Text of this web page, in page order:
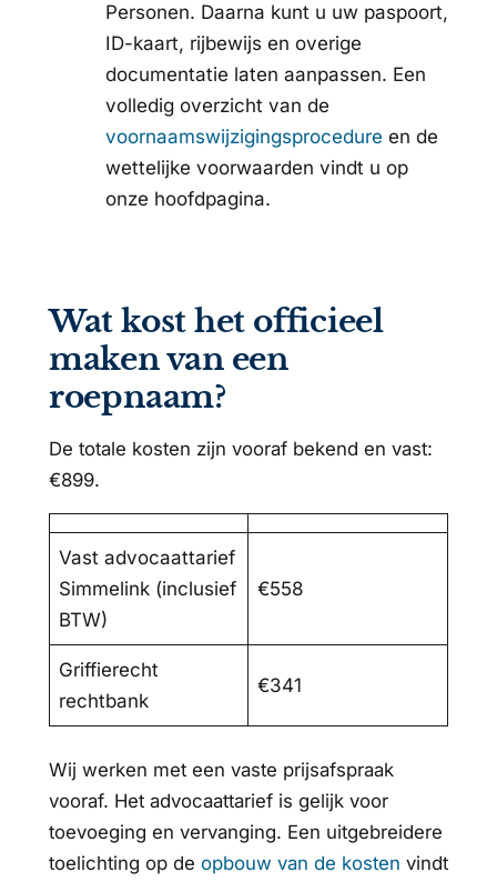
Personen. Daarna kunt u uw paspoort,
ID-kaart, rijbewijs en overige
documentatie laten aanpassen. Een
volledig overzicht van de
voornaamswijzigingsprocedure en de
wettelijke voorwaarden vindt u op
onze hoofdpagina.
Wat kost het officieel
maken van een
roepnaam?
De totale kosten zijn vooraf bekend en vast:
€899.
Vast advocaattarief
Simmelink (inclusief
BTW)
€558
Griffierecht
rechtbank
€341
Wij werken met een vaste prijsafspraak
vooraf. Het advocaattarief is gelijk voor
toevoeging en vervanging. Een uitgebreidere
toelichting op de opbouw van de kosten vindt